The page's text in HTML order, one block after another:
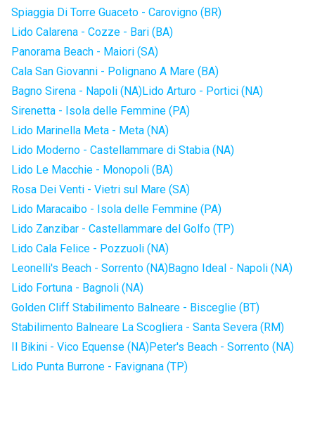
Spiaggia Di Torre Guaceto - Carovigno (BR)
Lido Calarena - Cozze - Bari (BA)
Panorama Beach - Maiori (SA)
Cala San Giovanni - Polignano A Mare (BA)
Bagno Sirena - Napoli (NA)Lido Arturo - Portici (NA)
Sirenetta - Isola delle Femmine (PA)
Lido Marinella Meta - Meta (NA)
Lido Moderno - Castellammare di Stabia (NA)
Lido Le Macchie - Monopoli (BA)
Rosa Dei Venti - Vietri sul Mare (SA)
Lido Maracaibo - Isola delle Femmine (PA)
Lido Zanzibar - Castellammare del Golfo (TP)
Lido Cala Felice - Pozzuoli (NA)
Leonelli's Beach - Sorrento (NA)Bagno Ideal - Napoli (NA)
Lido Fortuna - Bagnoli (NA)
Golden Cliff Stabilimento Balneare - Bisceglie (BT)
Stabilimento Balneare La Scogliera - Santa Severa (RM)
Il Bikini - Vico Equense (NA)Peter's Beach - Sorrento (NA)
Lido Punta Burrone - Favignana (TP)